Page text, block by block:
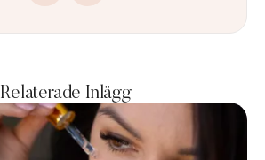
Relaterade Inlägg